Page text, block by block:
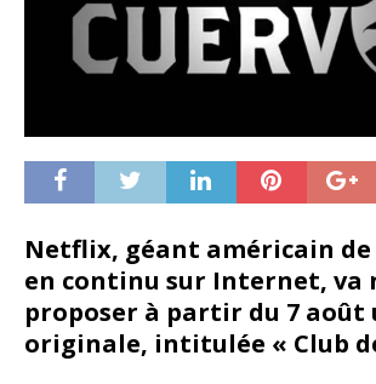
Netflix, géant américain de
en continu sur Internet, va
proposer à partir du 7 août
originale, intitulée « Club